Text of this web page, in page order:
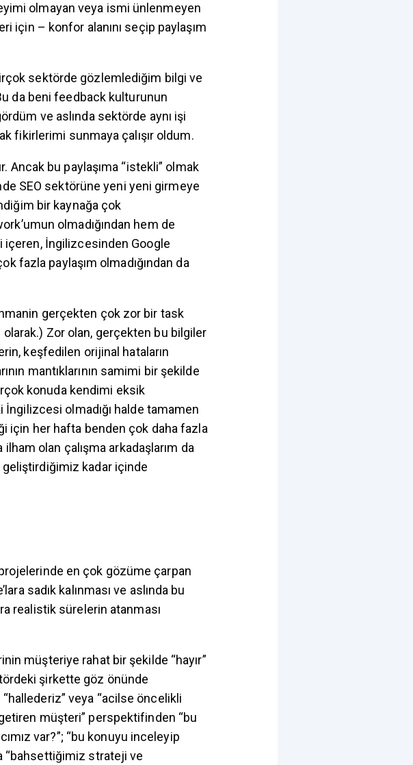
olmayan veya ismi ünlenmeyen
için – konfor alanını seçip paylaşım
sektörde gözlemlediğim bilgi ve
da beni feedback kulturunun
ve aslında sektörde aynı işi
fikirlerimi sunmaya çalışır oldum.
Ancak bu paylaşıma “istekli” olmak
SEO sektörüne yeni yeni girmeye
bir kaynağa çok
olmadığından hem de
içeren, İngilizcesinden Google
fazla paylaşım olmadığından da
gerçekten çok zor bir task
Zor olan, gerçekten bu bilgiler
keşfedilen orijinal hataların
mantıklarının samimi bir şekilde
konuda kendimi eksik
olmadığı halde tamamen
için her hafta benden çok daha fazla
olan çalışma arkadaşlarım da
geliştirdiğimiz kadar içinde
projelerinde en çok gözüme çarpan
sadık kalınması ve aslında bu
realistik sürelerin atanması
müşteriye rahat bir şekilde “hayır”
şirkette göz önünde
veya “acilse öncelikli
müşteri” perspektifinden “bu
var?”; “bu konuyu inceleyip
“bahsettiğimiz strateji ve